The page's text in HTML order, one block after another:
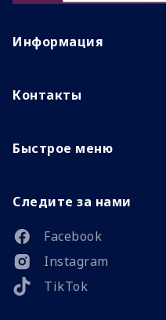
Информация
Контакты
Быстрое меню
Следите за нами
Facebook
Instagram
TikTok